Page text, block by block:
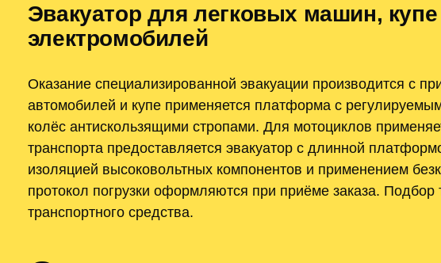
Эвакуатор для легковых машин,
электромобилей
Оказание специализированной эвакуации производится с
автомобилей и купе применяется платформа с
колёс антискользящими стропами. Для мотоциклов
транспорта предоставляется эвакуатор с длинной
изоляцией высоковольтных компонентов и применением
протокол погрузки оформляются при приёме заказа.
транспортного средства.